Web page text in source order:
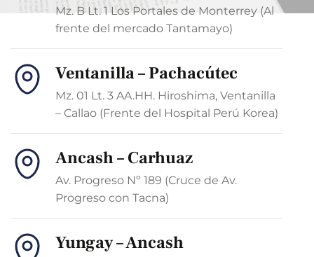
Mz. B Lt. 1 Los Portales de Monterrey (Al
frente del mercado Tantamayo)
Ventanilla – Pachacútec
Mz. 01 Lt. 3 AA.HH. Hiroshima, Ventanilla
– Callao (Frente del Hospital Perú Korea)
Ancash – Carhuaz
Av. Progreso Nº 189 (Cruce de Av.
Progreso con Tacna)
Yungay – Ancash